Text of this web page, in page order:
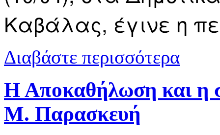
Καβάλας, έγινε η
Διαβάστε περισσότερα
Η Αποκαθήλωση και η
Μ. Παρασκευή